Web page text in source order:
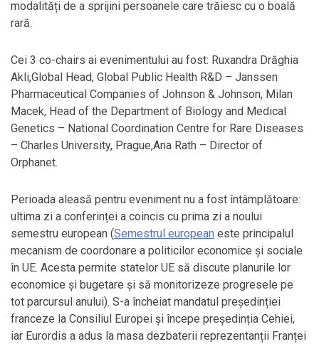
modalități de a sprijini persoanele care trăiesc cu o boală
rară.
Cei 3 co-chairs ai evenimentului au fost: Ruxandra Drăghia
Akli,Global Head, Global Public Health R&D – Janssen
Pharmaceutical Companies of Johnson & Johnson, Milan
Macek, Head of the Department of Biology and Medical
Genetics – National Coordination Centre for Rare Diseases
– Charles University, Prague,Ana Rath – Director of
Orphanet.
Perioada aleasă pentru eveniment nu a fost întâmplătoare:
ultima zi a conferinței a coincis cu prima zi a noului
semestru european (Semestrul european este principalul
mecanism de coordonare a politicilor economice și sociale
în UE. Acesta permite statelor UE să discute planurile lor
economice și bugetare și să monitorizeze progresele pe
tot parcursul anului). S-a încheiat mandatul președinției
franceze la Consiliul Europei și începe președinția Cehiei,
iar Eurordis a adus la masa dezbaterii reprezentanții Franței